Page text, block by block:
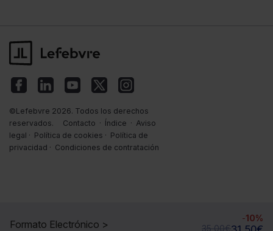
Formato Electrónico >
-10%
35,00€
©Lefebvre 2026. Todos los derechos
reservados.
Contacto · Índice · Aviso
legal · Política de cookies · Política de
privacidad · Condiciones de contratación